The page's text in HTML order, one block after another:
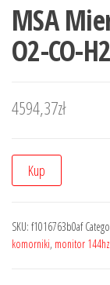
MSA
O2-CO-
4594,37zł
Kup
SKU: f1016763b0af
komorniki, monitor